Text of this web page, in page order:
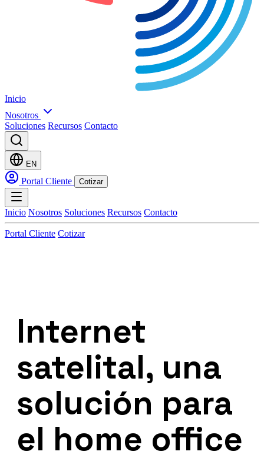
Inicio
Nosotros
Soluciones Recursos Contacto
EN
Portal Cliente Cotizar
Inicio Nosotros Soluciones Recursos Contacto
Portal Cliente Cotizar
Internet
satelital, una
solución para
el home office